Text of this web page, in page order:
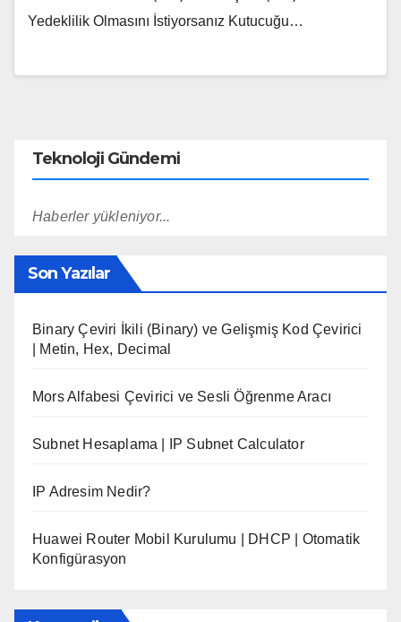
Yedeklilik Olmasını İstiyorsanız Kutucuğu…
Teknoloji Gündemi
Haberler yükleniyor...
Son Yazılar
Binary Çeviri İkili (Binary) ve Gelişmiş Kod Çevirici
| Metin, Hex, Decimal
Mors Alfabesi Çevirici ve Sesli Öğrenme Aracı
Subnet Hesaplama | IP Subnet Calculator
IP Adresim Nedir?
Huawei Router Mobil Kurulumu | DHCP | Otomatik
Konfigürasyon